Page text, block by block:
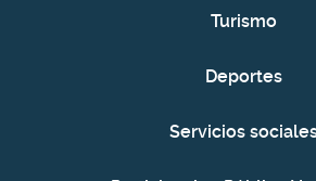
Turismo
Deportes
Servicios